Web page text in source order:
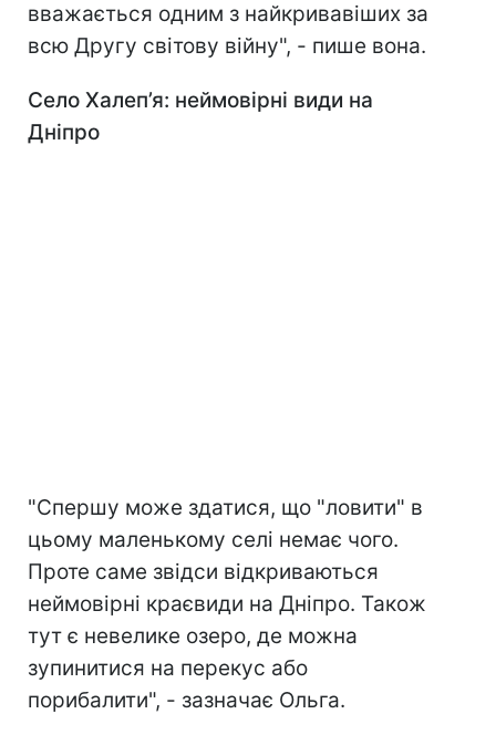
вважається одним з найкривавіших за
всю Другу світову війну", - пише вона.
Село Халеп’я: неймовірні види на
Дніпро
"Спершу може здатися, що "ловити" в
цьому маленькому селі немає чого.
Проте саме звідси відкриваються
неймовірні краєвиди на Дніпро. Також
тут є невелике озеро, де можна
зупинитися на перекус або
порибалити", - зазначає Ольга.